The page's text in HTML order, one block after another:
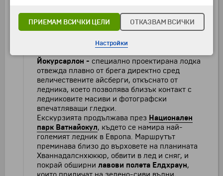
Плажът е популярен сред фотографите и
любителите на природата заради уникалните
светлинни ефекти и текстури.По желание и
срещу допълнително заплащане: Разходка с
Йокурсарлон - специално проектирана лодка
отвежда плавно от брега директно сред
величествените айсберги, откъснато от
ледника, което позволява близък контакт с
ледниковите масиви и фотографски
впечатляващи гледки.
Екскурзията продължава през Национален
парк Ватнайокул, където се намира най-
големият ледник в Европа. Маршрутът
преминава близо до върховете на планината
Хваннадалснхюкюр, обвити в лед и сняг, и
покрай обширни лавови полета Елдхраун,
ПРИЕМАМ ВСИЧКИ ЦЕЛИ ОТКАЗВАМ ВСИЧКИ
Настройки